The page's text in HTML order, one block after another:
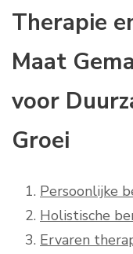
Therapie
Maat
voor
Groei
Persoonlijke
Holistische
Ervaren